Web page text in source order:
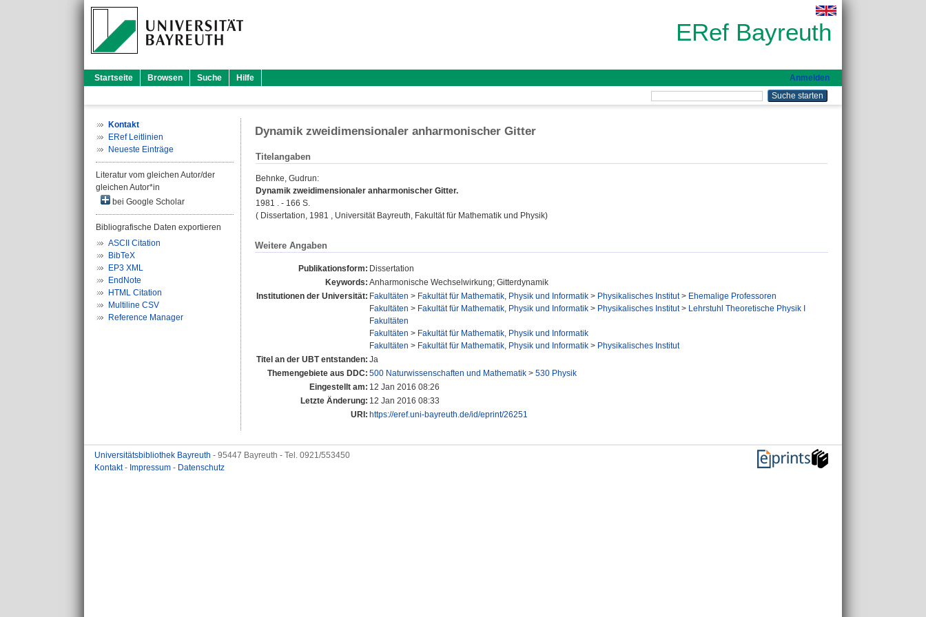
ERef Bayreuth
Startseite Browsen Suche Hilfe Anmelden
Kontakt
ERef Leitlinien
Neueste Einträge
Literatur vom gleichen Autor/der
gleichen Autor*in
bei Google Scholar
Bibliografische Daten exportieren
ASCII Citation
BibTeX
EP3 XML
EndNote
HTML Citation
Multiline CSV
Reference Manager
Dynamik zweidimensionaler anharmonischer Gitter
Titelangaben
Behnke, Gudrun:
Dynamik zweidimensionaler anharmonischer Gitter.
1981 . - 166 S.
( Dissertation, 1981 , Universität Bayreuth, Fakultät für Mathematik und Physik)
Weitere Angaben
Publikationsform: Dissertation
Keywords: Anharmonische Wechselwirkung; Gitterdynamik
Institutionen der Universität: Fakultäten > Fakultät für Mathematik, Physik und Informatik > Physikalisches Institut> Ehemalige Professoren
Fakultäten > Fakultät für Mathematik, Physik und Informatik > Physikalisches Institut> Lehrstuhl Theoretische Physik I
Fakultäten
Fakultäten > Fakultät für Mathematik, Physik und Informatik
Fakultäten > Fakultät für Mathematik, Physik und Informatik > Physikalisches Institut
Titel an der UBT entstanden: Ja
Themengebiete aus DDC: 500 Naturwissenschaften und Mathematik > 530 Physik
Eingestellt am: 12 Jan 2016 08:26
Letzte Änderung: 12 Jan 2016 08:33
URI: https://eref.uni-bayreuth.de/id/eprint/26251
Universitätsbibliothek Bayreuth - 95447 Bayreuth - Tel. 0921/553450
Kontakt- Impressum - Datenschutz